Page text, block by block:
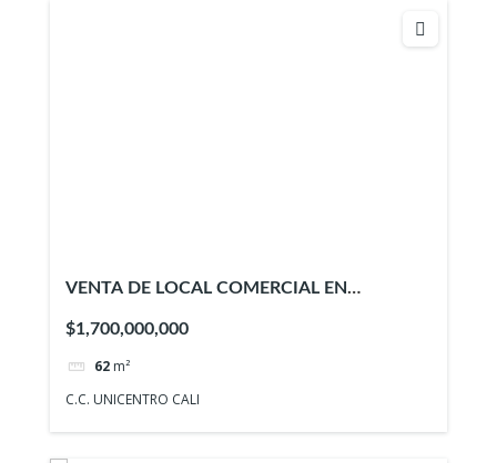
VENTA DE LOCAL COMERCIAL EN
$1,700,000,000
62 m²
C.C. UNICENTRO CALI